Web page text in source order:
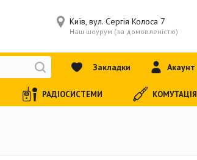
Київ, вул. Сергія Колоса 7
Наш шоурум (за домовленістю)
Закладки Акаунт
РАДІОСИСТЕМИ КОМУТАЦІЯ